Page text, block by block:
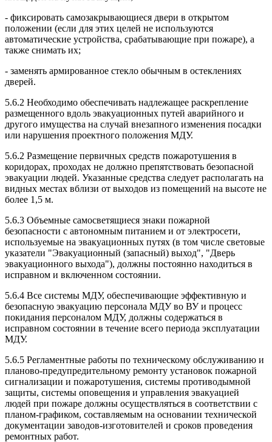
- фиксировать самозакрывающиеся двери в открытом
положении (если для этих целей не используются
автоматические устройства, срабатывающие при пожаре), а
также снимать их;
- заменять армированное стекло обычным в остеклениях
дверей.
5.6.2 Необходимо обеспечивать надлежащее раскрепление
размещенного вдоль эвакуационных путей аварийного и
другого имущества на случай внезапного изменения посадки
или нарушения проектного положения МДУ.
5.6.2 Размещение первичных средств пожаротушения в
коридорах, проходах не должно препятствовать безопасной
эвакуации людей. Указанные средства следует располагать на
видных местах вблизи от выходов из помещений на высоте не
более 1,5 м.
5.6.3 Объемные самосветящиеся знаки пожарной
безопасности с автономным питанием и от электросети,
используемые на эвакуационных путях (в том числе световые
указатели "Эвакуационный (запасный) выход", "Дверь
эвакуационного выхода"), должны постоянно находиться в
исправном и включенном состоянии.
5.6.4 Все системы МДУ, обеспечивающие эффективную и
безопасную эвакуацию персонала МДУ во ВУ и процесс
покидания персоналом МДУ, должны содержаться в
исправном состоянии в течение всего периода эксплуатации
МДУ.
5.6.5 Регламентные работы по техническому обслуживанию и
планово-предупредительному ремонту установок пожарной
сигнализации и пожаротушения, системы противодымной
защиты, системы оповещения и управления эвакуацией
людей при пожаре должны осуществляться в соответствии с
планом-графиком, составляемым на основании технической
документации заводов-изготовителей и сроков проведения
ремонтных работ.